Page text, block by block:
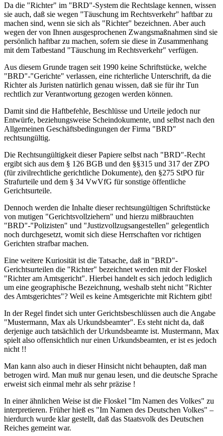
Da die "Richter" im "BRD"-System die Rechtslage kennen, wissen
sie auch, daß sie wegen "Täuschung im Rechtsverkehr" haftbar zu
machen sind, wenn sie sich als "Richter" bezeichnen. Aber auch
wegen der von Ihnen ausgesprochenen Zwangsmaßnahmen sind sie
persönlich haftbar zu machen, sofern sie diese in Zusammenhang
mit dem Tatbestand "Täuschung im Rechtsverkehr" verfügen.
Aus diesem Grunde tragen seit 1990 keine Schriftstücke, welche
"BRD"-"Gerichte" verlassen, eine richterliche Unterschrift, da die
Richter als Juristen natürlich genau wissen, daß sie für ihr Tun
rechtlich zur Verantwortung gezogen werden können.
Damit sind die Haftbefehle, Beschlüsse und Urteile jedoch nur
Entwürfe, beziehungsweise Scheindokumente, und selbst nach den
Allgemeinen Geschäftsbedingungen der Firma "BRD"
rechtsungültig.
Die Rechtsungültigkeit dieser Papiere selbst nach "BRD"-Recht
ergibt sich aus dem § 126 BGB und den §§315 und 317 der ZPO
(für zivilrechtliche gerichtliche Dokumente), den §275 StPO für
Strafurteile und dem § 34 VwVfG für sonstige öffentliche
Gerichtsurteile.
Dennoch werden die Inhalte dieser rechtsungültigen Schriftstücke
von mutigen "Gerichtsvollziehern" und hierzu mißbrauchten
"BRD"-"Polizisten" und "Justizvollzugsangestellen" gelegentlich
noch durchgesetzt, womit sich diese Herrschaften vor richtigen
Gerichten strafbar machen.
Eine weitere Kuriosität ist die Tatsache, daß in "BRD"-
Gerichtsurteilen die "Richter" bezeichnet werden mit der Floskel
"Richter am Amtsgericht". Hierbei handelt es sich jedoch lediglich
um eine geographische Bezeichnung, weshalb steht nicht "Richter
des Amtsgerichtes"? Weil es keine Amtsgerichte mit Richtern gibt!
In der Regel findet sich unter Gerichtsbeschlüssen auch die Angabe
"Mustermann, Max als Urkundsbeamter". Es steht nicht da, daß
derjenige auch tatsächlich der Urkundsbeamte ist. Mustermann, Max
spielt also offensichtlich nur einen Urkundsbeamten, er ist es jedoch
nicht !!
Man kann also auch in dieser Hinsicht nicht behaupten, daß man
betrogen wird. Man muß nur genau lesen, und die deutsche Sprache
erweist sich einmal mehr als sehr präzise !
In einer ähnlichen Weise ist die Floskel "Im Namen des Volkes" zu
interpretieren. Früher hieß es "Im Namen des Deutschen Volkes" –
hierdurch wurde klar gestellt, daß das Staatsvolk des Deutschen
Reiches gemeint war.